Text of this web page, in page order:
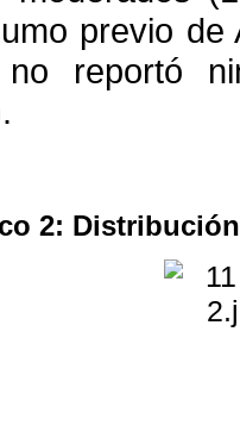
previo
no reportó
2: